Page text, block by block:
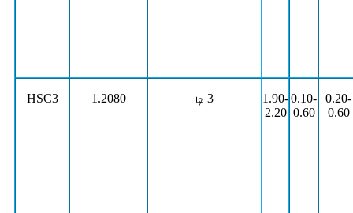
HSC3 1.2080 டி 3
1.90-
2.20
0.10-
0.60
0.20-
0.60